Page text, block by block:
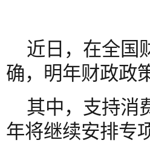
近日，在全国
确，明年财政政
其中，支持消
年将继续安排专